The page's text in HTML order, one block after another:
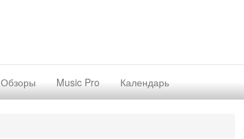
Обзоры Music Pro Календарь